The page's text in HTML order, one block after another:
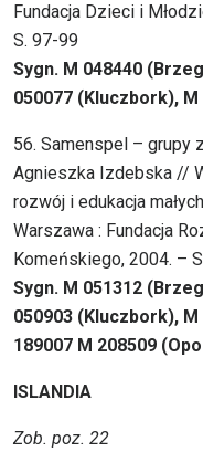
Fundacja Dzieci i
S. 97-99
Sygn. M 048440
050077 (Kluczbork),
56. Samenspel – grupy
Agnieszka Izdebska //
rozwój i edukacja
Warszawa : Fundacja
Komeńskiego, 2004. –
Sygn. M 051312
050903 (Kluczbork), M
189007 M 208509
ISLANDIA
Zob. poz. 22